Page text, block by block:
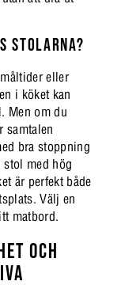
STOLARNA?
eller
i köket kan
Men om du
samtalen
bra stoppning
med hög
är perfekt både
Välj en
matbord.
OCH